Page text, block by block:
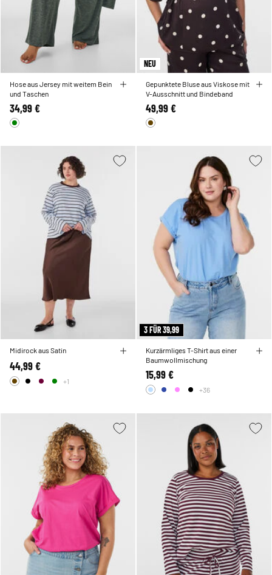
Hose aus Jersey mit weitem Bein
und Taschen
34,99 €
NEU
Gepunktete Bluse aus Viskose mit
V-Ausschnitt und Bindeband
49,99 €
Midirock aus Satin
44,99 €
+1
3 FÜR 39,99
Kurzärmliges T-Shirt aus einer
Baumwollmischung
15,99 €
+36